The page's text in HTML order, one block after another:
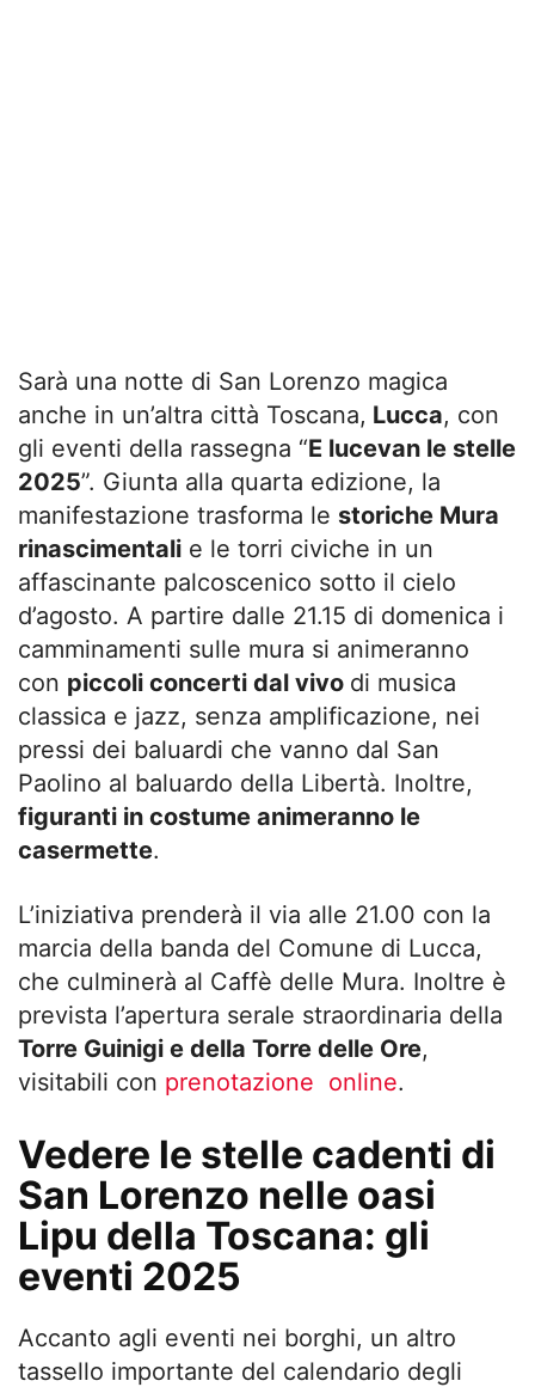
Sarà una notte di San Lorenzo magica
anche in un’altra città Toscana, Lucca, con
gli eventi della rassegna “E lucevan le stelle
2025”. Giunta alla quarta edizione, la
manifestazione trasforma le storiche Mura
rinascimentali e le torri civiche in un
affascinante palcoscenico sotto il cielo
d’agosto. A partire dalle 21.15 di domenica i
camminamenti sulle mura si animeranno
con piccoli concerti dal vivo di musica
classica e jazz, senza amplificazione, nei
pressi dei baluardi che vanno dal San
Paolino al baluardo della Libertà. Inoltre,
figuranti in costume animeranno le
casermette.
L’iniziativa prenderà il via alle 21.00 con la
marcia della banda del Comune di Lucca,
che culminerà al Caffè delle Mura. Inoltre è
prevista l’apertura serale straordinaria della
Torre Guinigi e della Torre delle Ore,
visitabili con prenotazione online.
Vedere le stelle cadenti di
San Lorenzo nelle oasi
Lipu della Toscana: gli
eventi 2025
Accanto agli eventi nei borghi, un altro
tassello importante del calendario degli